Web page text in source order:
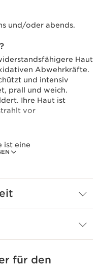
und/oder abends.
Haut
Abwehrkräfte.
und intensiv
prall und weich.
Ihre Haut ist
vor
ist eine
die ideal für
unglaublichen
restrukturierenden
Goethe-
für den